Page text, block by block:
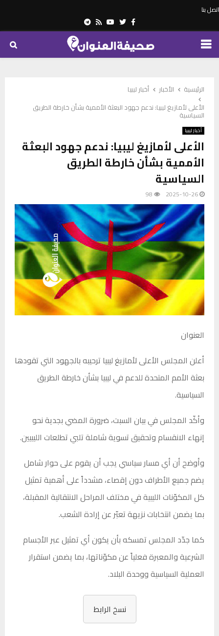
اتصل بنا
Facebook
Twitter
Youtube
Rss
Telegram
PRIMARY
الرئيسية الأخبار
أخبار ليبيا
الأعلى لأمازيغ ليبيا: ندعم جهود البعثة الأممية بشأن خارطة الطريق
السياسية
أخبار ليبيا
الأعلى لأمازيغ ليبيا: ندعم جهود البعثة
الأممية بشأن خارطة الطريق
السياسية
2025-10-26
98
العنوان
أعلن المجلس الأعلى لأمازيغ ليبيا ترحيبه بالجهود التي تقودها
بعثة الأمم المتحدة للدعم في ليبيا بشأن خارطة الطريق
السياسية.
وأكّد المجلس في بيان السبت، ضرورة المضي بجدية نحو
إنهاء الانقسام وتحقيق تسوية شاملة تلبي تطلعات الليبيين.
وأوضح أن أي مسار سياسي يجب أن يقوم على حوار شامل
يضم جميع الأطراف دون إقصاء، مشدداً على أهمية تمثيل
كل المكوّنات الليبية في مختلف المراحل الانتقالية المقبلة،
بما يضمن انتخابات نزيهة تعبّر عن إرادة الشعب.
كما جدّد المجلس تمسكه بأن يكون أي تمثيل عبر الأجسام
الشرعية والمعبرة فعلياً عن مكوّناتها، بما يضمن استقرار
العملية السياسية ووحدة البلاد.
نسخ الرابط